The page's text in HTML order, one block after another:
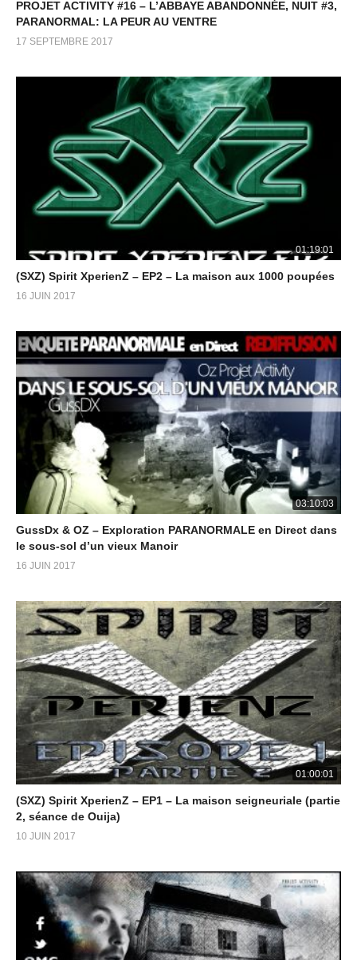
PROJET ACTIVITY #16 – L’ABBAYE ABANDONNÉE, NUIT #3,
PARANORMAL: LA PEUR AU VENTRE
17 SEPTEMBRE 2017
01:19:01
(SXZ) Spirit XperienZ – EP2 – La maison aux 1000 poupées
16 JUIN 2017
03:10:03
GussDx & OZ – Exploration PARANORMALE en Direct dans
le sous-sol d’un vieux Manoir
16 JUIN 2017
01:00:01
(SXZ) Spirit XperienZ – EP1 – La maison seigneuriale (partie
2, séance de Ouija)
10 JUIN 2017